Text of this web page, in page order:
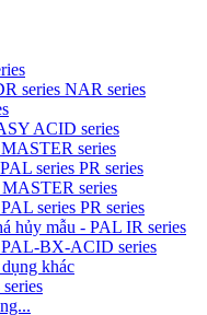
series NAR series
ACID series
series
series PR series
series
series PR series
hủy mẫu - PAL IR series
BX-ACID series
khác